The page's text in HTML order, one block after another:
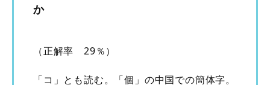
か
（正解率 29％）
「コ」とも読む。「個」の中国での簡体字。